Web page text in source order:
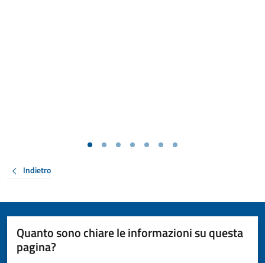
Indietro
Quanto sono chiare le informazioni su questa
pagina?